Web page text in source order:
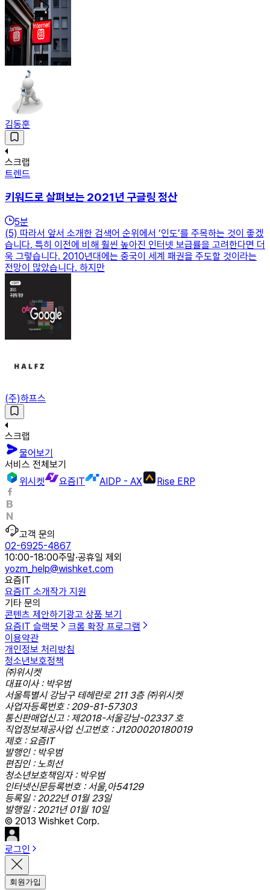
김동훈
스크랩
트렌드
키워드로 살펴보는 2021년 구글링 정산
5분
(5) 따라서 앞서 소개한 검색어 순위에서 ‘인도’를 주목하는 것이 좋겠
습니다. 특히 이전에 비해 훨씬 높아진 인터넷 보급률을 고려한다면 더
욱 그렇습니다. 2010년대에는 중국이 세계 패권을 주도할 것이라는
전망이 많았습니다. 하지만
(주)하프스
스크랩
물어보기
서비스 전체보기
위시켓
요즘IT AIDP - AX Rise ERP
고객 문의
02-6925-4867
10:00-18:00주말·공휴일 제외
yozm_help@wishket.com
요즘IT
요즘IT 소개작가 지원
기타 문의
콘텐츠 제안하기 광고 상품 보기
요즘IT 슬랙봇
크롬 확장 프로그램
이용약관
개인정보 처리방침
청소년보호정책
㈜위시켓
대표이사 : 박우범
서울특별시 강남구 테헤란로 211 3층 ㈜위시켓
사업자등록번호 : 209-81-57303
통신판매업신고 : 제2018-서울강남-02337 호
직업정보제공사업 신고번호 : J1200020180019
제호 : 요즘IT
발행인 : 박우범
편집인 : 노희선
청소년보호책임자 : 박우범
인터넷신문등록번호 : 서울,아54129
등록일 : 2022년 01월 23일
발행일 : 2021년 01월 10일
© 2013 Wishket Corp.
로그인
회원가입